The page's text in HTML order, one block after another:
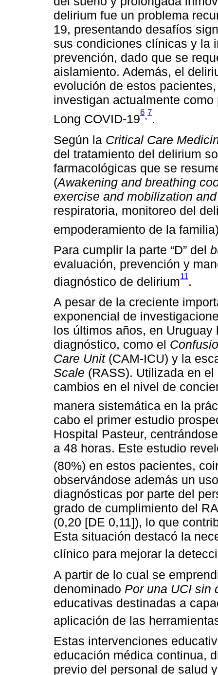
delirium fue un problema
19, presentando desafíos
sus condiciones clínicas y la
prevención, dado que se
aislamiento. Además, el
evolución de estos
investigan actualmente
Long COVID-19
6,7
.
Según la Critical Care
del tratamiento del delirium
farmacológicas que se
(Awakening and breathing
exercise and mobilization
respiratoria, monitoreo del
empoderamiento de la
Para cumplir la parte “D” del
evaluación, prevención y
diagnóstico de delirium11.
A pesar de la creciente
exponencial de
los últimos años, en
diagnóstico, como el
Care Unit(CAM-ICU) y la
Scale (RASS). Utilizada en
cambios en el nivel de
manera sistemática en la
cabo el primer estudio
Hospital Pasteur,
a 48 horas. Este estudio
(80%) en estos pacientes,
observándose además un
diagnósticas por parte del
grado de cumplimiento del
(0,20 [DE 0,11]), lo que
Esta situación destacó la
clínico para mejorar la
A partir de lo cual se
denominado Por una UCI sin
educativas destinadas a
aplicación de las
Estas intervenciones
educación médica continua,
previo del personal de salud